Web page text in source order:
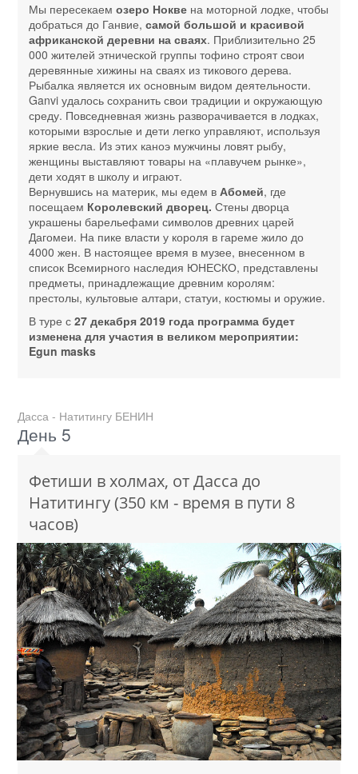
Мы пересекаем озеро Нокве на моторной лодке, чтобы
добраться до Ганвие, самой большой и красивой
африканской деревни на сваях. Приблизительно 25
000 жителей этнической группы тофино строят свои
деревянные хижины на сваях из тикового дерева.
Рыбалка является их основным видом деятельности.
Ganvi удалось сохранить свои традиции и окружающую
среду. Повседневная жизнь разворачивается в лодках,
которыми взрослые и дети легко управляют, используя
яркие весла. Из этих каноэ мужчины ловят рыбу,
женщины выставляют товары на «плавучем рынке»,
дети ходят в школу и играют.
Вернувшись на материк, мы едем в Абомей, где
посещаем Королевский дворец. Стены дворца
украшены барельефами символов древних царей
Дагомеи. На пике власти у короля в гареме жило до
4000 жен. В настоящее время в музее, внесенном в
список Всемирного наследия ЮНЕСКО, представлены
предметы, принадлежащие древним королям:
престолы, культовые алтари, статуи, костюмы и оружие.
В туре с 27 декабря 2019 года программа будет
изменена для участия в великом мероприятии:
Egun masks
Дасса - Натитингу БЕНИН
День 5
Фетиши в холмах, от Дасса до
Натитингу (350 км - время в пути 8
часов)